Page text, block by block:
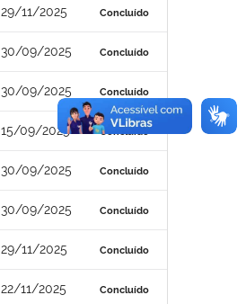
29/11/2025 Concluído
30/09/2025 Concluído
30/09/2025 Concluído
15/09/2025 Concluído
30/09/2025 Concluído
30/09/2025 Concluído
29/11/2025 Concluído
22/11/2025 Concluído